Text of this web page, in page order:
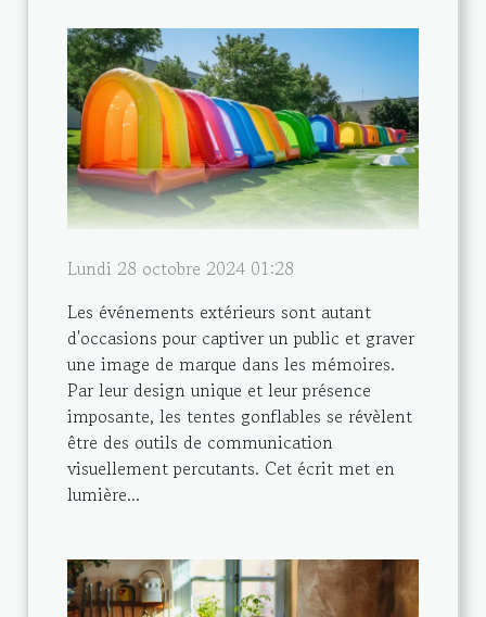
Lundi 28 octobre 2024 01:28
Les événements extérieurs sont autant
d'occasions pour captiver un public et graver
une image de marque dans les mémoires.
Par leur design unique et leur présence
imposante, les tentes gonflables se révèlent
être des outils de communication
visuellement percutants. Cet écrit met en
lumière...